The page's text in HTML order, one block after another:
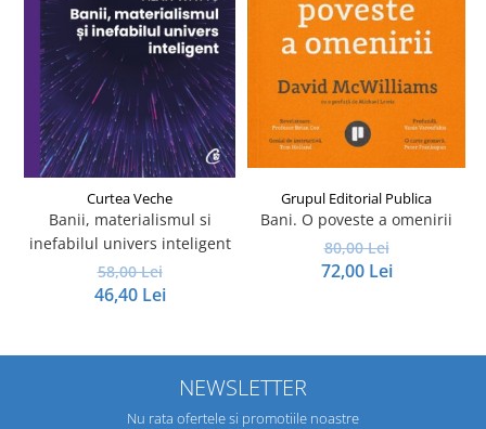
Curtea Veche
Banii, materialismul si
inefabilul univers inteligent
58,00 Lei
46,40 Lei
Grupul Editorial Publica
Bani. O poveste a omenirii
80,00 Lei
72,00 Lei
NEWSLETTER
Nu rata ofertele si promotiile noastre